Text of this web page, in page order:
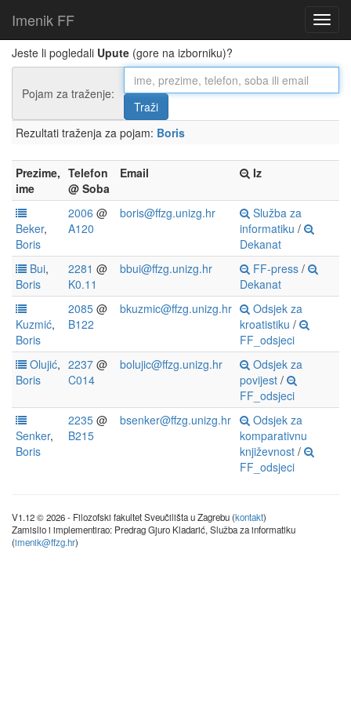
Imenik FF
Jeste li pogledali Upute (gore na izborniku)?
Pojam za traženje:
Rezultati traženja za pojam: Boris
Prezime,
ime
Telefon
@ Soba
Email Iz
Beker,
Boris
2006 @
A120
boris@ffzg.unizg.hr
Služba za
informatiku /
Dekanat
Bui,
Boris
2281 @
K0.11
bbui@ffzg.unizg.hr FF-press /
Dekanat
Kuzmić,
Boris
2085 @
B122
bkuzmic@ffzg.unizg.hr
Odsjek za
kroatistiku /
FF_odsjeci
Olujić,
Boris
2237 @
C014
bolujic@ffzg.unizg.hr
Odsjek za
povijest /
FF_odsjeci
Senker,
Boris
2235 @
B215
bsenker@ffzg.unizg.hr
Odsjek za
komparativnu
književnost /
FF_odsjeci
V1.12 © 2026 - Filozofski fakultet Sveučilišta u Zagrebu (kontakt)
Zamislio i implementirao: Predrag Gjuro Kladarić, Služba za informatiku
(imenik@ffzg.hr)